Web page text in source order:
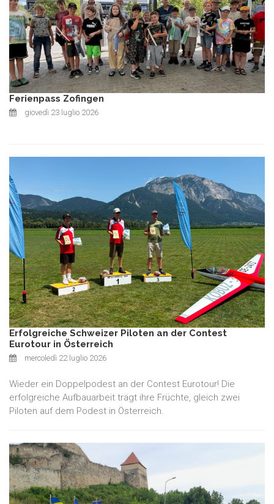
Ferienpass Zofingen
giovedì 23 luglio 2026
Erfolgreiche Schweizer Piloten an der Contest
Eurotour in Österreich
mercoledì 22 luglio 2026
Wieder ein Doppelpodest an der Contest Eurotour! Die
erfolgreiche Aufbauarbeit trägt ihre Früchte, gleich zwei
Piloten auf dem Podest in Österreich.